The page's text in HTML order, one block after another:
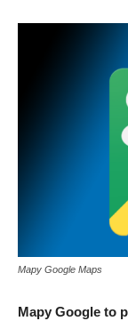
Mapy Google Maps
Mapy Google to